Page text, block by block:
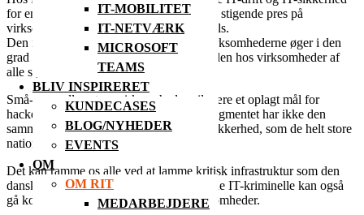
IT-MOBILITET
IT-NETVÆRK
MICROSOFT
TEAMS
BLIV INSPIRERET
KUNDECASES
BLOG/NYHEDER
EVENTS
OM
OM RIT
MEDARBEJDERE
for en lang række virksomheder. Vi ser et stigende pres på
virksomheders IT-infrastruktur og firewalls.
Den nye virkelighed med øget pres på virksomhederne øger i den
grad behovet for styrkelse af IT-sikkerheden hos virksomheder af
alle størrelser.
Små- og mellemstore virksomheder vil være et oplagt mål for
hackerangreb. Virksomhederne i SMV-segmentet har ikke den
samme viden og opmærksomhed på IT-sikkerhed, som de helt store
nationale eller internationale koncerner.
Det kan ramme os alle ved at lamme kritisk infrastruktur som den
danske finans- eller energibranche, men de IT-kriminelle kan også
gå konkret ud mod mindre, danske virksomheder.